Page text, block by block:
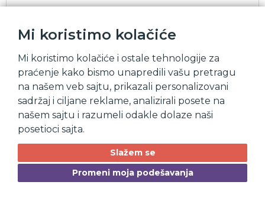
Mi koristimo kolačiće
Mi koristimo kolačiće i ostale tehnologije za
praćenje kako bismo unapredili vašu pretragu
na našem veb sajtu, prikazali personalizovani
sadržaj i ciljane reklame, analizirali posete na
našem sajtu i razumeli odakle dolaze naši
posetioci sajta.
Slažem se
Promeni moja podešavanja
Baza znanja
Sveobuhvatna baza znanja za sve proizvode i usluge
koje nudite sa i ntuitivnim intefejsima za klijente,
snažnom pretragom, internim procedurama za
zaposlene, i jednostavnom koriščenju materijala u
procesu pružanja podrške korisnicima.
Baza znanja nw